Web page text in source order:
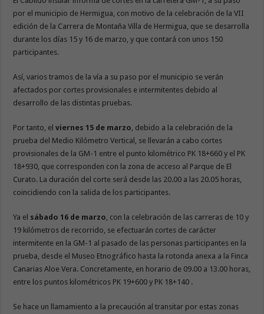
por el municipio de Hermigua, con motivo de la celebración de la VII
edición de la Carrera de Montaña Villa de Hermigua, que se desarrolla
durante los días 15 y 16 de marzo, y que contará con unos 150
participantes.
Así, varios tramos de la vía a su paso por el municipio se verán
afectados por cortes provisionales e intermitentes debido al
desarrollo de las distintas pruebas.
Por tanto, elviernes 15 de marzo , debido a la celebración de la
prueba del Medio Kilómetro Vertical, se llevarán a cabo cortes
provisionales de la GM-1 entre el punto kilométrico PK 18+660 y el PK
18+930, que corresponden con la zona de acceso al Parque de El
Curato. La duración del corte será desde las 20.00 a las 20.05 horas,
coincidiendo con la salida de los participantes.
Ya el sábado 16 de marzo , con la celebración de las carreras de 10 y
19 kilómetros de recorrido, se efectuarán cortes de carácter
intermitente en la GM-1 al pasado de las personas participantes en la
prueba, desde el Museo Etnográfico hasta la rotonda anexa a la Finca
Canarias Aloe Vera. Concretamente, en horario de 09.00 a 13.00 horas,
entre los puntos kilométricos PK 19+600 y PK 18+140 .
Se hace un llamamiento a la precaución al transitar por estas zonas